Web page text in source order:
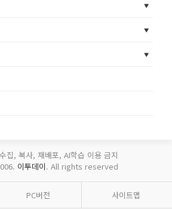
집, 복사, 재배포, AI학습 이용 금지
이투데이. All rights reserved
PC버전 사이트맵